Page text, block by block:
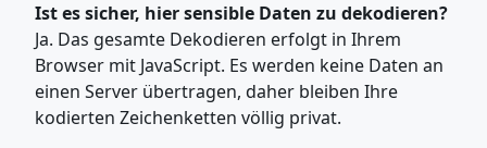
Ist es sicher, hier sensible Daten zu dekodieren?
Ja. Das gesamte Dekodieren erfolgt in Ihrem
Browser mit JavaScript. Es werden keine Daten an
einen Server übertragen, daher bleiben Ihre
kodierten Zeichenketten völlig privat.